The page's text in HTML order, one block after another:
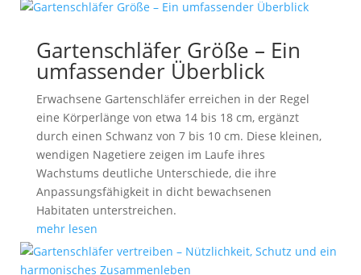
Gartenschläfer Größe – Ein
umfassender Überblick
Erwachsene Gartenschläfer erreichen in der Regel
eine Körperlänge von etwa 14 bis 18 cm, ergänzt
durch einen Schwanz von 7 bis 10 cm. Diese kleinen,
wendigen Nagetiere zeigen im Laufe ihres
Wachstums deutliche Unterschiede, die ihre
Anpassungsfähigkeit in dicht bewachsenen
Habitaten unterstreichen.
mehr lesen